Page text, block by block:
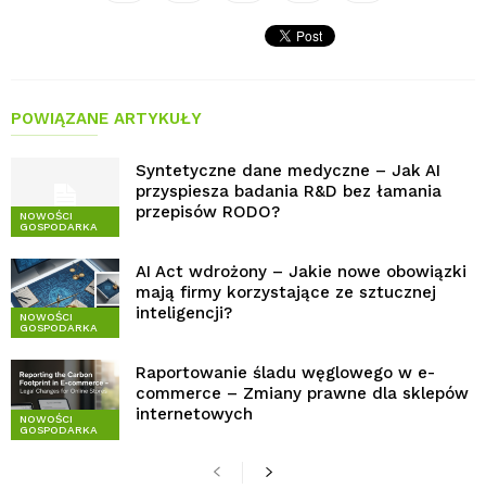
POWIĄZANE ARTYKUŁY
NOWOŚCI
GOSPODARKA
Syntetyczne dane medyczne – Jak AI
przyspiesza badania R&D bez łamania
przepisów RODO?
NOWOŚCI
GOSPODARKA
AI Act wdrożony – Jakie nowe obowiązki
mają firmy korzystające ze sztucznej
inteligencji?
NOWOŚCI
GOSPODARKA
Raportowanie śladu węglowego w e-
commerce – Zmiany prawne dla sklepów
internetowych